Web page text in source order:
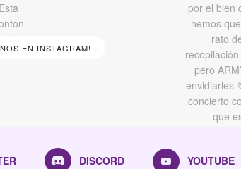
EN INSTAGRAM!
DISCORD YOUTUBE